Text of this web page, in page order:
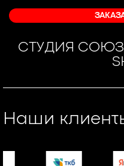
СТУДИЯ СОЮЗ
Наши